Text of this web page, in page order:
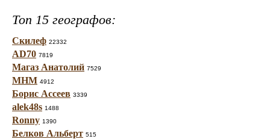
Топ 15 географов:
Скилеф 22332
AD70 7819
Магаз Анатолий 7529
МНМ 4912
Борис Ассеев 3339
alek48s 1488
Ronny 1390
Белков Альберт 515